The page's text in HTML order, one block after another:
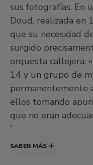
sus fotografías. En
Doud, realizada en
que su necesidad
surgido
orquesta callejera:
14 y un grupo de
permanentemente
ellos tomando
que no eran
hermano que me
no tenía dinero».
SABER MÁS